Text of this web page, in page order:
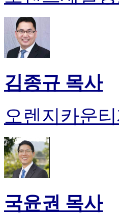
김종규 목사
오렌지카운
국윤권 목사